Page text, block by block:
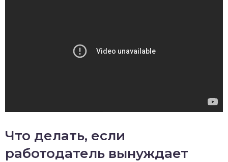
Что делать, если
работодатель вынуждает